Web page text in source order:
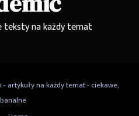
teksty na każdy temat
artykuły na każdy temat - ciekawe,